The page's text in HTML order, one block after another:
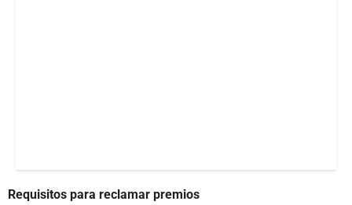
Requisitos para reclamar premios